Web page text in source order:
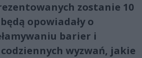
zostanie 10
opowiadały o
barier i
wyzwań, jakie